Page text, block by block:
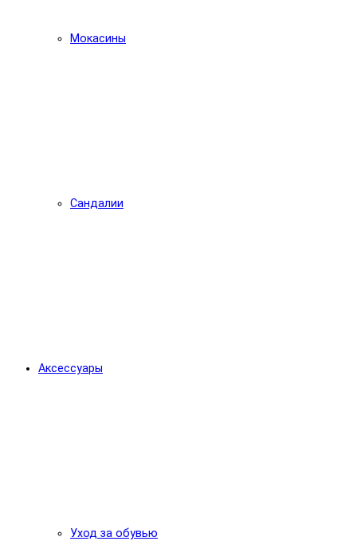
Мокасины
Сандалии
Аксессуары
Уход за обувью